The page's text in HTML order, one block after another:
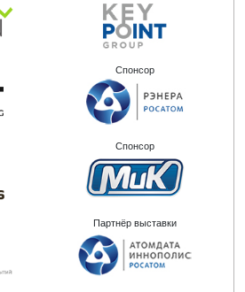
Спонсор
Спонсор
Партнёр выставки